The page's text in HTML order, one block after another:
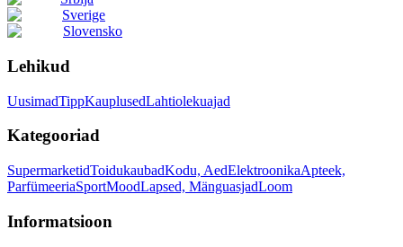
Sverige
Slovensko
Lehikud
UusimadTippKauplusedLahtiolekuajad
Kategooriad
SupermarketidToidukaubadKodu, AedElektroonikaApteek,
ParfümeeriaSportMoodLapsed, MänguasjadLoom
Informatsioon